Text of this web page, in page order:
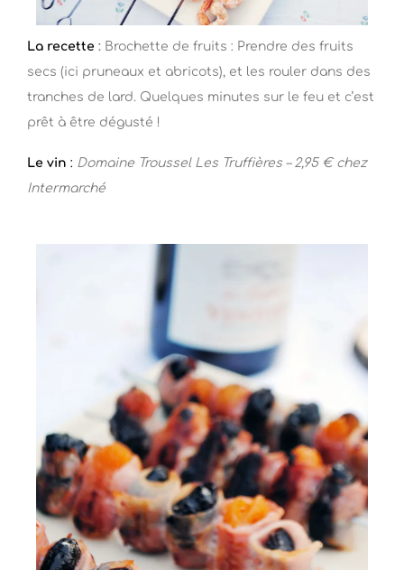
La recette : Brochette de fruits : Prendre des fruits
secs (ici pruneaux et abricots), et les rouler dans des
tranches de lard. Quelques minutes sur le feu et c’est
prêt à être dégusté !
Le vin : Domaine Troussel Les Truffières – 2,95 € chez
Intermarché